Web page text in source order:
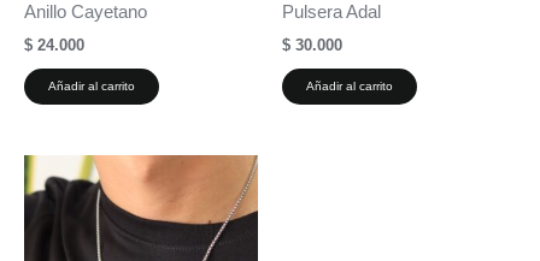
Anillo Cayetano
$ 24.000
Añadir al carrito
Pulsera Adal
$ 30.000
Añadir al carrito